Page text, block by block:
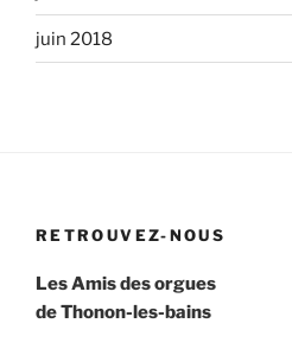
juin 2018
RETROUVEZ-NOUS
Les Amis des orgues
de Thonon-les-bains